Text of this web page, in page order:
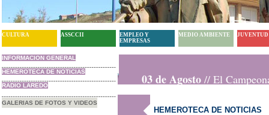
CULTURA ASSCCII
EMPLEO Y
EMPRESAS
MEDIO AMBIENTE JUVENTUD
INFORMACION GENERAL
HEMEROTECA DE NOTICIAS
RADIO LAREDO
GALERIAS DE FOTOS Y VIDEOS
03 de Agosto// El
HEMEROTECA DE NOTICIAS